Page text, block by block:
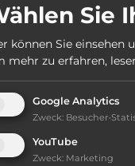
Sie
können Sie einsehen
mehr zu erfahren,
Google Analytics
Zweck: Besucher-
YouTube
Zweck: Marketing